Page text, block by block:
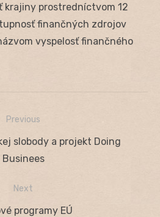
krajiny prostredníctvom 12
finančných zdrojov
vyspelosť finančného
Previous
slobody a projekt Doing
Businees
Next
programy EÚ